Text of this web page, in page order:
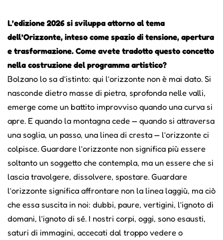
L’edizione 2026 si sviluppa attorno al tema
dell’Orizzonte, inteso come spazio di tensione, apertura
e trasformazione. Come avete tradotto questo concetto
nella costruzione del programma artistico?
Bolzano lo sa d’istinto: qui l’orizzonte non è mai dato. Si
nasconde dietro masse di pietra, sprofonda nelle valli,
emerge come un battito improvviso quando una curva si
apre. E quando la montagna cede — quando si attraversa
una soglia, un passo, una linea di cresta — l’orizzonte ci
colpisce. Guardare l’orizzonte non significa più essere
soltanto un soggetto che contempla, ma un essere che si
lascia travolgere, dissolvere, spostare. Guardare
l’orizzonte significa affrontare non la linea laggiù, ma ciò
che essa suscita in noi: dubbi, paure, vertigini, l’ignoto di
domani, l’ignoto di sé. I nostri corpi, oggi, sono esausti,
saturi di immagini, accecati dal troppo vedere o